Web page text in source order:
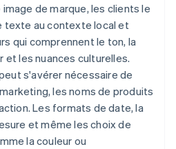
de marque, les clients le
texte au contexte local et
qui comprennent le ton, la
les nuances culturelles.
s'avérer nécessaire de
les noms de produits
Les formats de date, la
et même les choix de
la couleur ou